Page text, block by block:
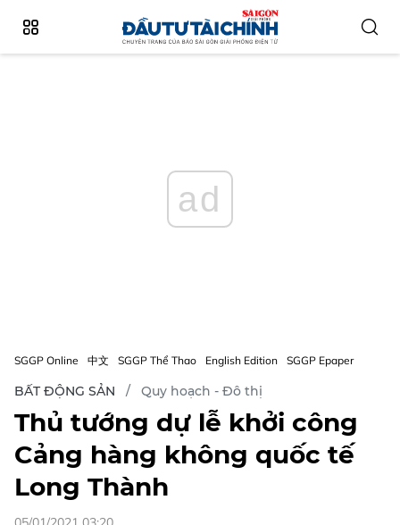
ad
SGGP Online 中文 SGGP Thể Thao English Edition SGGP Epaper
BẤT ĐỘNG SẢN Quy hoạch - Đô thị
Thủ tướng dự lễ khởi công
Cảng hàng không quốc tế
Long Thành